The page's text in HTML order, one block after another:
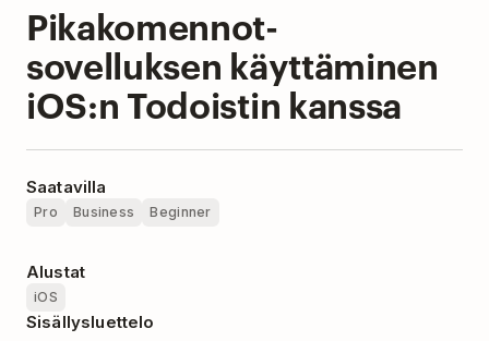
Pikakomennot-
sovelluksen käyttäminen
iOS:n Todoistin kanssa
Saatavilla
Pro Business Beginner
Alustat
iOS
Sisällysluettelo